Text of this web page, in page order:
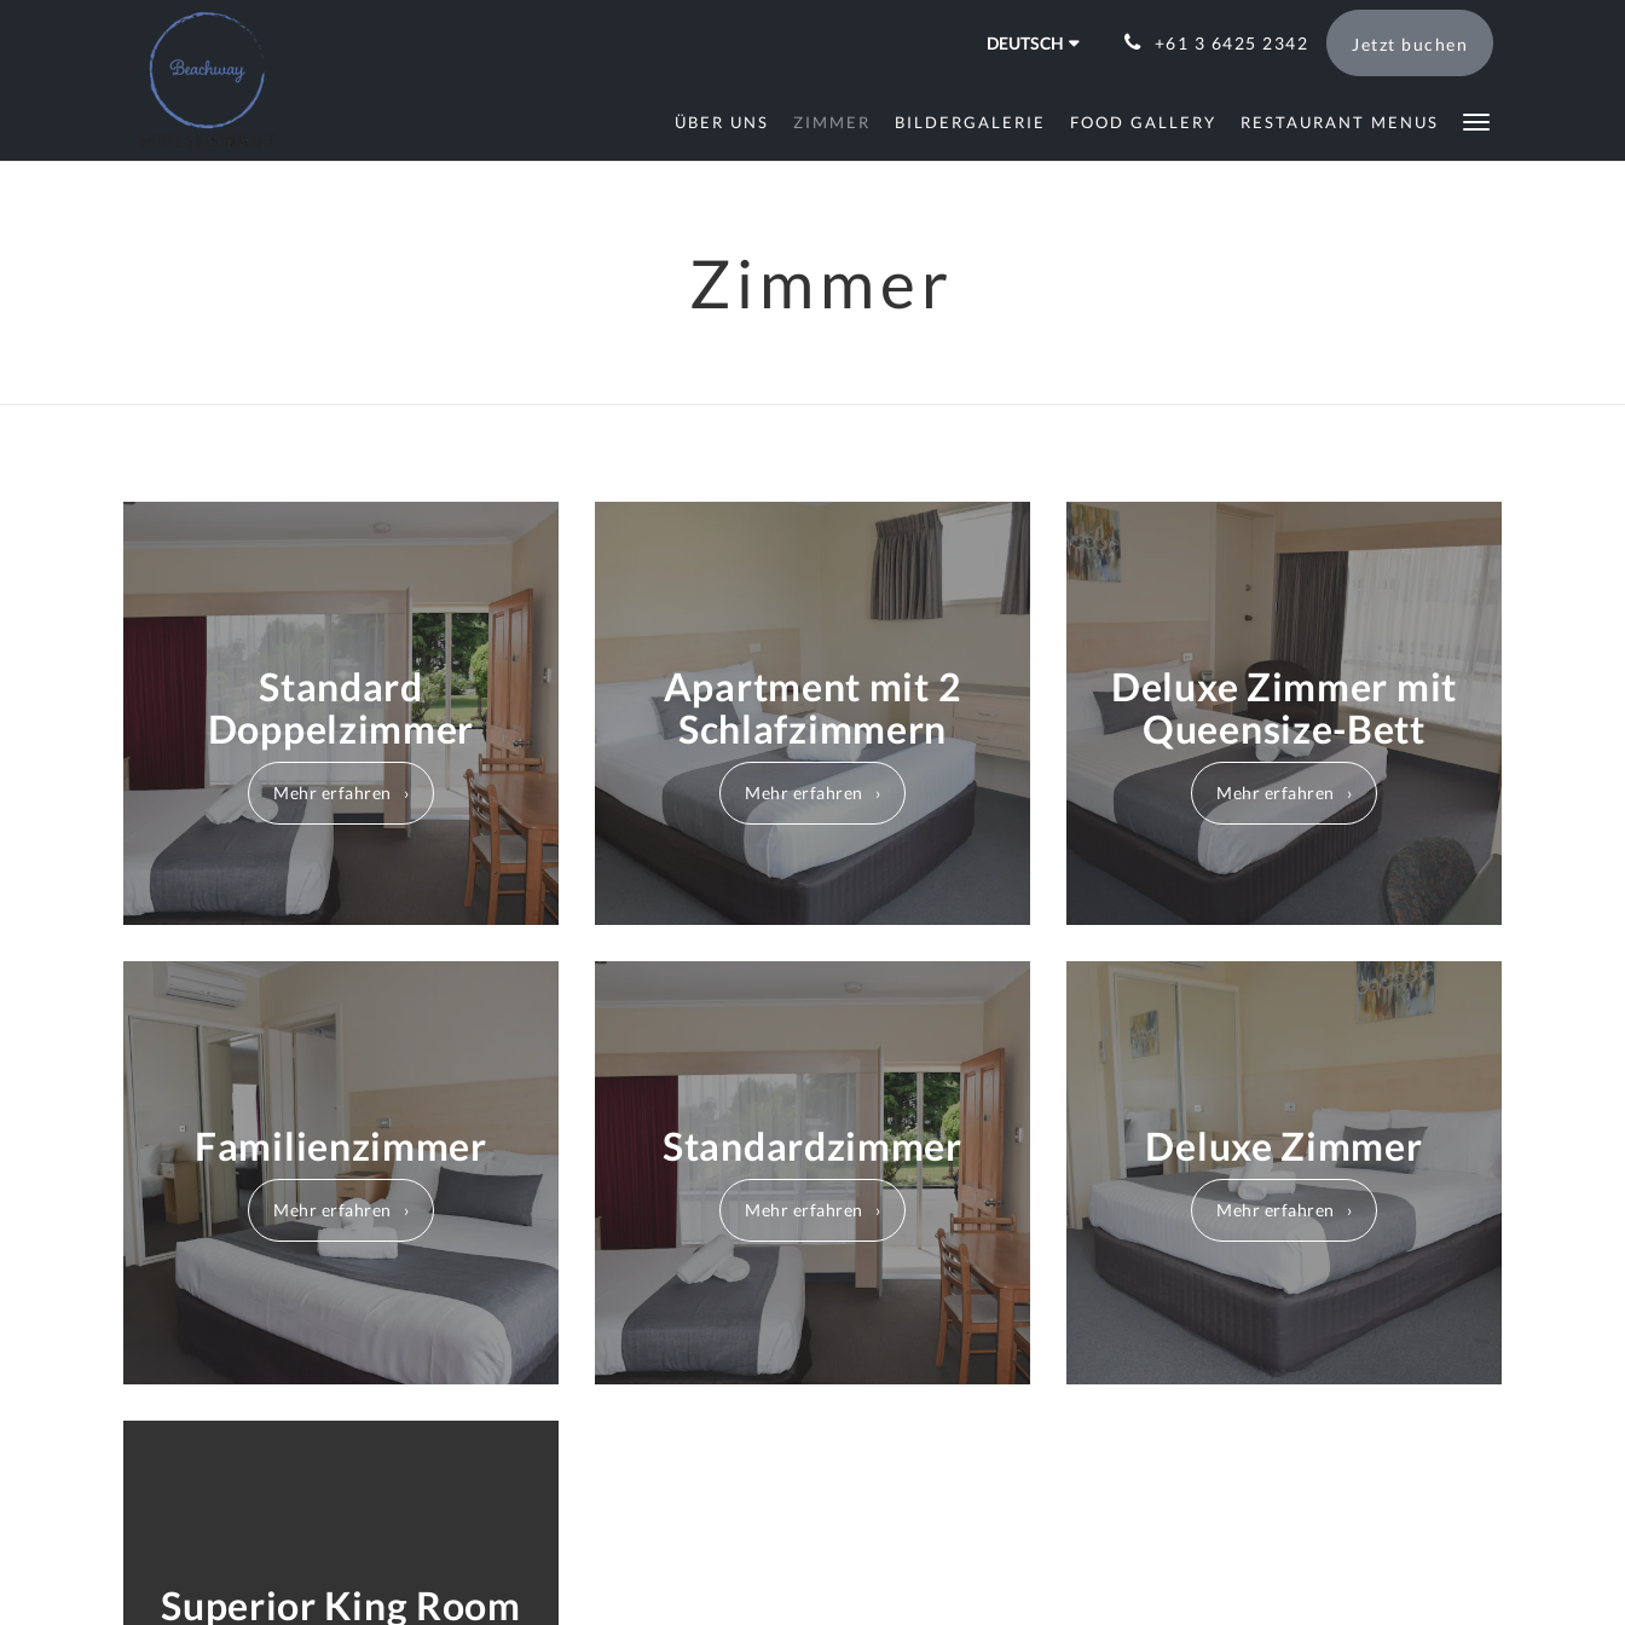
DEUTSCH +61 3 6425 2342 Jetzt buchen
ÜBER UNS ZIMMER BILDERGALERIE FOOD GALLERY RESTAURANT MENUS
Zimmer
Standard
Doppelzimmer
Mehr erfahren
Apartment mit 2
Schlafzimmern
Mehr erfahren
Deluxe Zimmer mit
Queensize-Bett
Mehr erfahren
Familienzimmer
Mehr erfahren
Standardzimmer
Mehr erfahren
Deluxe Zimmer
Mehr erfahren
Superior King Room